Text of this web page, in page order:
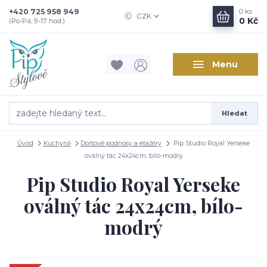
Menu
CZK
Hledat
+420 725 958 949
(Po-Pá, 9-17 hod.)
0 ks
0 Kč
Úvod Kuchyně Dortové podnosy a etažéry
Pip Studio Royal Yerseke
oválný tác 24x24cm, bílo-modrý
Pip Studio Royal Yerseke
oválný tác 24x24cm, bílo-
modrý